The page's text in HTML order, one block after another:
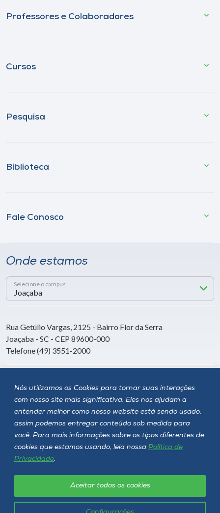
Nós utilizamos os Cookies para tornar suas interações
com nosso site mais significativa. Eles nos ajudam a
entender melhor como nosso website está sendo usado,
assim podemos entregar conteúdo sob medida para
você. Para mais informações sobre os tipos diferentes de
cookies que estamos usando, leia nossa Política de
Privacidade.
Aceitar todos os cookies
Professores e Colaboradores
Cursos
Pesquisa
Biblioteca
Fale Conosco
Onde estamos
Selecione o campus
Rua Getúlio Vargas, 2125 - Bairro Flor da Serra
Joaçaba - SC - CEP 89600-000
Telefone (49) 3551-2000
Siga a Unoesc
Unoesc © 2026 - Todos os direitos reservados
Política de privacidade LGPD